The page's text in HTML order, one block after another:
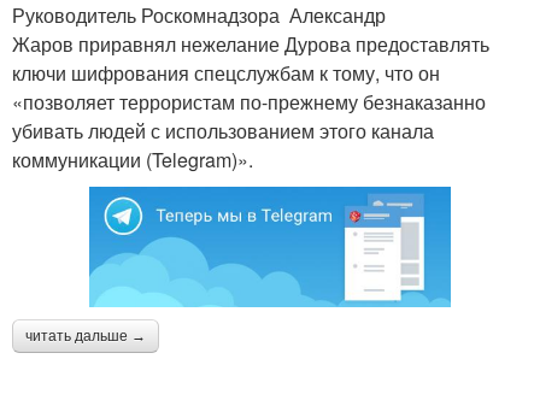
Руководитель Роскомнадзора Александр
Жаров приравнял нежелание Дурова предоставлять
ключи шифрования спецслужбам к тому, что он
«позволяет террористам по-прежнему безнаказанно
убивать людей с использованием этого канала
коммуникации (Telegram)».
читать дальше →